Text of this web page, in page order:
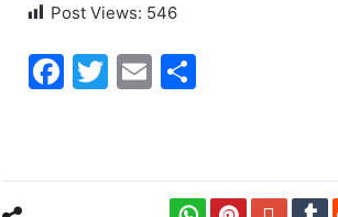
Post Views: 546
Facebook
Twitter
Email